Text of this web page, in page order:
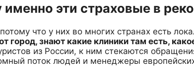
эти страховые в
что у них во многих странах есть
город, знают какие клиники там есть,
из России, к ним стекаются
поток людей и менеджеры европейских